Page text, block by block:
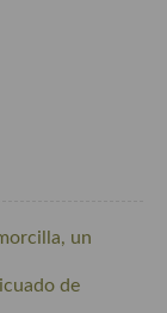
un
de